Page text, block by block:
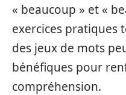
« beaucoup » et «
exercices pratiques
des jeux de mots
bénéfiques pour
compréhension.